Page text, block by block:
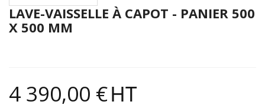
LAVE-VAISSELLE À CAPOT - PANIER 500
X 500 MM
4 390,00 €HT